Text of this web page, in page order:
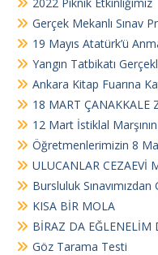
Gerçek Mekanlı Sınav
19 Mayıs Atatürk’ü
Yangın Tatbikatı
Ankara Kitap Fuarına
18 MART ÇANAKKALE
12 Mart İstiklal
Öğretmenlerimizin 8
ULUCANLAR CEZAEVİ
Bursluluk
KISA BİR MOLA
BİRAZ DA EĞLENELİM
Göz Tarama Testi